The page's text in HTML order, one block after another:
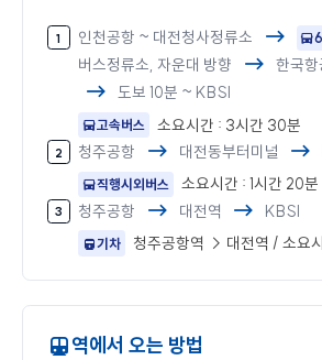
인천공항 ~ 대전청사정류소
버스정류소, 자운대 방향
한국
도보 10분 ~ KBSI
고속버스
소요시간 : 3시간 30분
청주공항
대전동부터미널
직행시외버스
소요시간 : 1시간 20분
청주공항
대전역 KBSI
기차 청주공항역 → 대전역 / 소요
역에서 오는 방법